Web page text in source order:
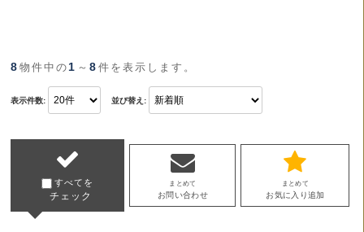
8 物件中の1 ～8 件を表示します。
表示件数: 並び替え:
すべてを
チェック
まとめて
お問い合わせ
まとめて
お気に入り追加